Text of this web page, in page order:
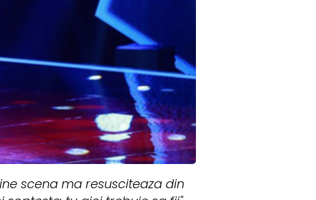
scena ma resusciteaza din